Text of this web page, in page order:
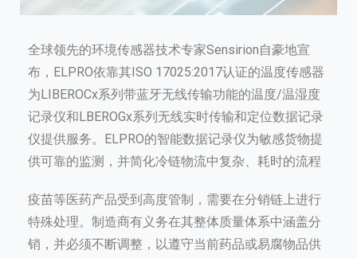
全球领先的环境传感器技术专家Sensirion自豪地宣
布，ELPRO依靠其ISO 17025:2017认证的温度传感器
为LIBEROCx系列带蓝牙无线传输功能的温度/温湿度
记录仪和LBEROGx系列无线实时传输和定位数据记录
仪提供服务。ELPRO的智能数据记录仪为敏感货物提
供可靠的监测，并简化冷链物流中复杂、耗时的流程
疫苗等医药产品受到高度管制，需要在分销链上进行
特殊处理。制造商有义务在其整体质量体系中涵盖分
销，并必须不断调整，以遵守当前药品或易腐物品供